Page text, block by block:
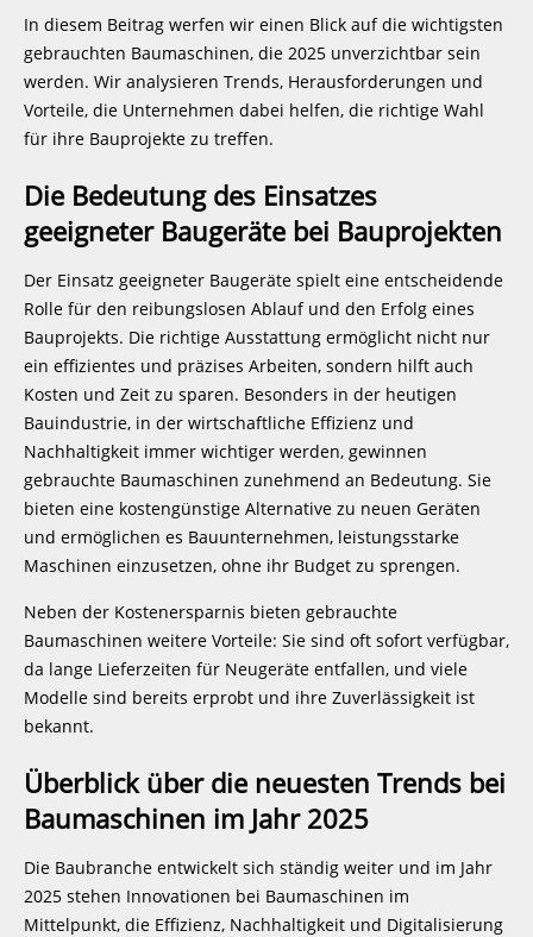
In diesem Beitrag werfen wir einen Blick auf die wichtigsten
gebrauchten Baumaschinen, die 2025 unverzichtbar sein
werden. Wir analysieren Trends, Herausforderungen und
Vorteile, die Unternehmen dabei helfen, die richtige Wahl
für ihre Bauprojekte zu treffen.
Die Bedeutung des Einsatzes
geeigneter Baugeräte bei Bauprojekten
Der Einsatz geeigneter Baugeräte spielt eine entscheidende
Rolle für den reibungslosen Ablauf und den Erfolg eines
Bauprojekts. Die richtige Ausstattung ermöglicht nicht nur
ein effizientes und präzises Arbeiten, sondern hilft auch
Kosten und Zeit zu sparen. Besonders in der heutigen
Bauindustrie, in der wirtschaftliche Effizienz und
Nachhaltigkeit immer wichtiger werden, gewinnen
gebrauchte Baumaschinen zunehmend an Bedeutung. Sie
bieten eine kostengünstige Alternative zu neuen Geräten
und ermöglichen es Bauunternehmen, leistungsstarke
Maschinen einzusetzen, ohne ihr Budget zu sprengen.
Neben der Kostenersparnis bieten gebrauchte
Baumaschinen weitere Vorteile: Sie sind oft sofort verfügbar,
da lange Lieferzeiten für Neugeräte entfallen, und viele
Modelle sind bereits erprobt und ihre Zuverlässigkeit ist
bekannt.
Überblick über die neuesten Trends bei
Baumaschinen im Jahr 2025
Die Baubranche entwickelt sich ständig weiter und im Jahr
2025 stehen Innovationen bei Baumaschinen im
Mittelpunkt, die Effizienz, Nachhaltigkeit und Digitalisierung